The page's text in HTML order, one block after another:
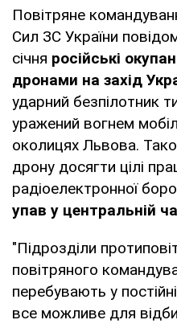
Повітряне
Сил ЗС України
січня російські
дронами на захід
ударний безпілотник
уражений вогнем
околицях Львова.
дрону досягти цілі
радіоелектронної
упав у центральній
"Підрозділи
повітряного
перебувають у
все можливе для